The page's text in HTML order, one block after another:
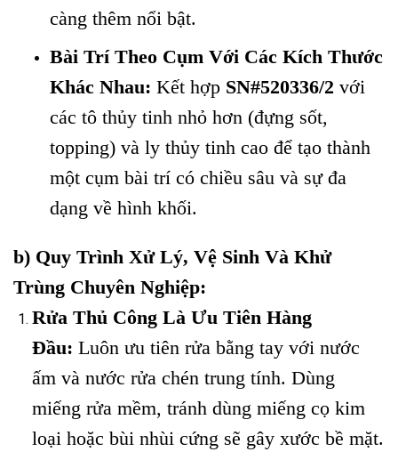
càng thêm nổi bật.
Bài Trí Theo Cụm Với Các Kích Thước
Khác Nhau: Kết hợp SN#520336/2 với
các tô thủy tinh nhỏ hơn (đựng sốt,
topping) và ly thủy tinh cao để tạo thành
một cụm bài trí có chiều sâu và sự đa
dạng về hình khối.
b) Quy Trình Xử Lý, Vệ Sinh Và Khử
Trùng Chuyên Nghiệp:
Rửa Thủ Công Là Ưu Tiên Hàng
Đầu: Luôn ưu tiên rửa bằng tay với nước
ấm và nước rửa chén trung tính. Dùng
miếng rửa mềm, tránh dùng miếng cọ kim
loại hoặc bùi nhùi cứng sẽ gây xước bề mặt.